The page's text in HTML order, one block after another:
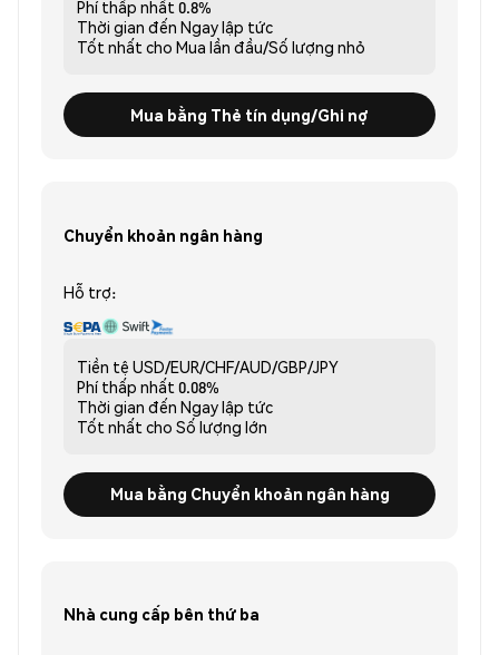
Phí thấp nhất 0.8%
Thời gian đến Ngay lập tức
Tốt nhất cho Mua lần đầu/Số lượng nhỏ
Mua bằng Thẻ tín dụng/Ghi nợ
Chuyển khoản ngân hàng
Hỗ trợ:
Tiền tệ USD/EUR/CHF/AUD/GBP/JPY
Phí thấp nhất 0.08%
Thời gian đến Ngay lập tức
Tốt nhất cho Số lượng lớn
Mua bằng Chuyển khoản ngân hàng
Nhà cung cấp bên thứ ba